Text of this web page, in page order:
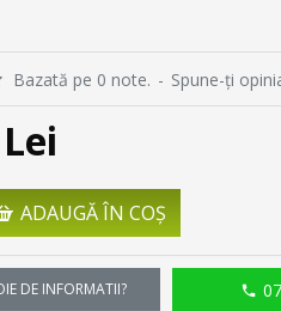
Bazată pe 0 note. - Spune-ţi
ADAUGĂ ÎN COŞ
DE INFORMATII?